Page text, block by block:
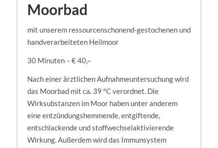
Moorbad
mit unserem ressourcenschonend-gestochenen und
handverarbeiteten Heilmoor
30 Minuten – € 40,–
Nach einer ärztlichen Aufnahmeuntersuchung wird
das Moorbad mit ca. 39 °C verordnet. Die
Wirksubstanzen im Moor haben unter anderem
eine entzündungshemmende, entgiftende,
entschlackende und stoffwechselaktivierende
Wirkung. Außerdem wird das Immunsystem